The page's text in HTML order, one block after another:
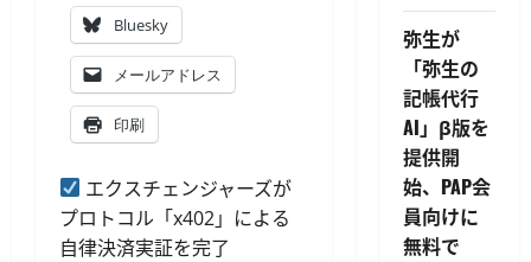
Bluesky
メールアドレス
印刷
エクスチェンジャーズが
プロトコル「x402」による
自律決済実証を完了
弥生が
「弥生の
記帳代行
AI」β版を
提供開
始、PAP会
員向けに
無料で